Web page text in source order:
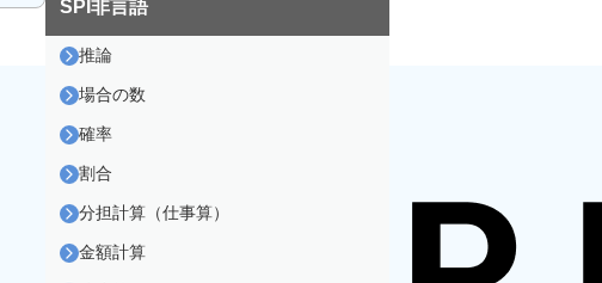
SPI非言語
推論
場合の数
確率
割合
分担計算（仕事算）
金額計算